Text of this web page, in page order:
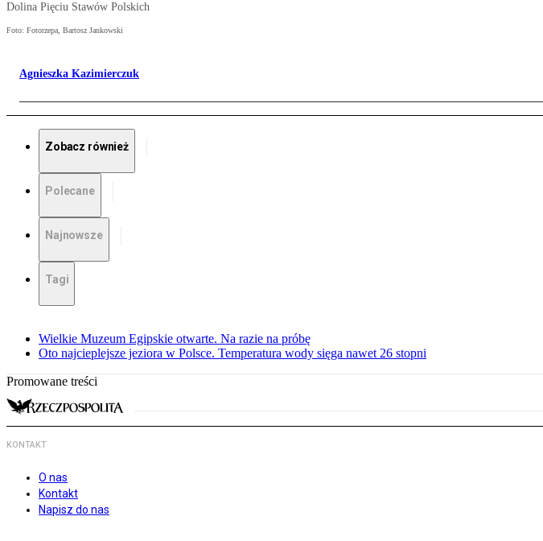
Dolina Pięciu Stawów Polskich
Foto: Fotorzepa, Bartosz Jankowski
Agnieszka Kazimierczuk
Zobacz również
Polecane
Najnowsze
Tagi
Wielkie Muzeum Egipskie otwarte. Na razie na próbę
Oto najcieplejsze jeziora w Polsce. Temperatura wody sięga nawet 26 stopni
Promowane treści
KONTAKT
O nas
Kontakt
Napisz do nas